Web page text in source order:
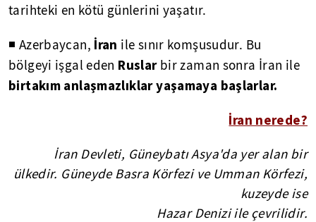
tarihteki en kötü günlerini yaşatır.
◾ Azerbaycan, İran ile sınır komşusudur. Bu
bölgeyi işgal eden Ruslar bir zaman sonra İran ile
birtakım anlaşmazlıklar yaşamaya başlarlar.
İran nerede?
İran Devleti, Güneybatı Asya'da yer alan bir
ülkedir. Güneyde Basra Körfezi ve Umman Körfezi,
kuzeyde ise
Hazar Denizi ile çevrilidir.